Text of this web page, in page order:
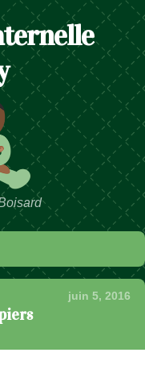
juin 5, 2016